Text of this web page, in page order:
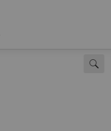
search